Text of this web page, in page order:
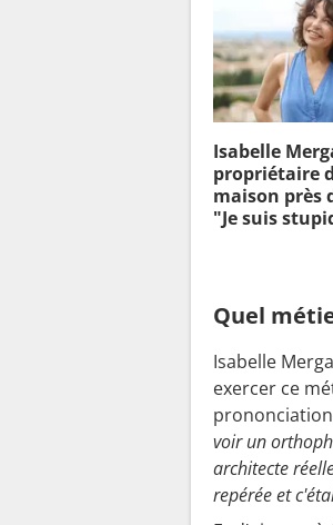
Isabelle
propriétaire
maison près
"Je suis
Quel
Isabelle
exercer ce
voir un
architecte
repérée et